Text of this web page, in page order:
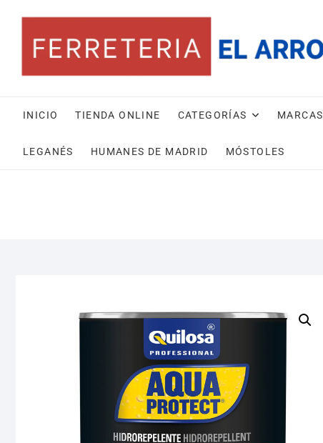
contenido
INICIO TIENDA ONLINE CATEGORÍAS MARCAS
LEGANÉS HUMANES DE MADRID MÓSTOLES